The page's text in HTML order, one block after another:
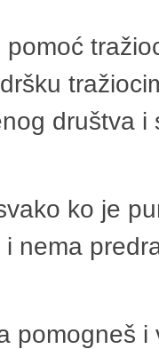
društva
ko je
nema
pomogneš